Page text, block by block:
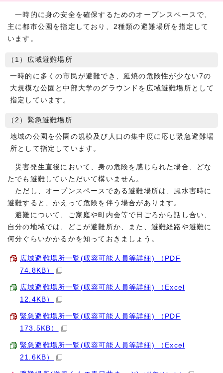
一時的に身の安全を確保するためのオープンスペースで、
主に都市公園を指定しており、2種類の避難場所を指定して
います。
（1）広域避難場所
一時的に多くの市民が避難でき、延焼の危険性が少ない7の
大規模な公園と中部大学のグラウンドを広域避難場所として
指定しています。
（2）緊急避難場所
地域の公園を公園の規模及び人口の集中度に応じ緊急避難場
所として指定しています。
災害発生直後において、身の危険を感じられた場合、どな
たでも避難していただいて構いません。
ただし、オープンスペースである避難場所は、風水害時に
避難すると、かえって危険を伴う場合があります。
避難について、ご家庭や町内会等で日ごろから話し合い、
自分の地域では、どこが避難所か、また、避難経路や避難に
何分ぐらいかかるかを知っておきましょう。
広域避難場所一覧(収容可能人員等詳細) （PDF
74.8KB）
広域避難場所一覧(収容可能人員等詳細) （Excel
12.4KB）
緊急避難場所一覧(収容可能人員等詳細) （PDF
173.5KB）
緊急避難場所一覧(収容可能人員等詳細) （Excel
21.6KB）